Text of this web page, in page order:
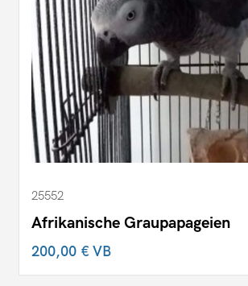
25552
Afrikanische Graupapageien
200,00 €VB